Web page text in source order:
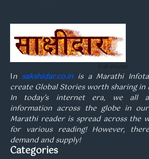
Sakshidar
In sakshidar.co.inis a Marathi
create Global Stories worth sharing in
In today’s internet era, we all
information across the globe in our
Marathi reader is spread across the
for various reading! However,
demand and supply!
Categories